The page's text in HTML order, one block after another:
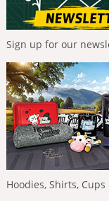
Sign up for our
Hoodies, Shirts,